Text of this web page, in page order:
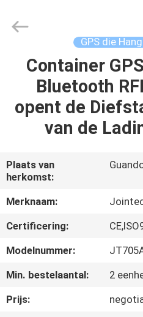
HUIS
PRODUCTEN
SHOW
ONGEVEER
ONS
Technology
Reserved.
GPS die
Container
Bluetooth
opent de
van de
Plaats van
herkomst:
Merknaam:
Certificering:
Modelnummer:
Min. bestelaantal:
2
Prijs: